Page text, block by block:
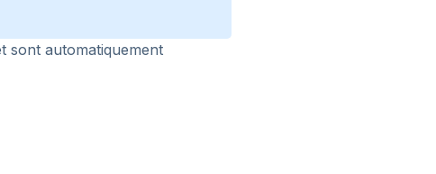
sont automatiquement